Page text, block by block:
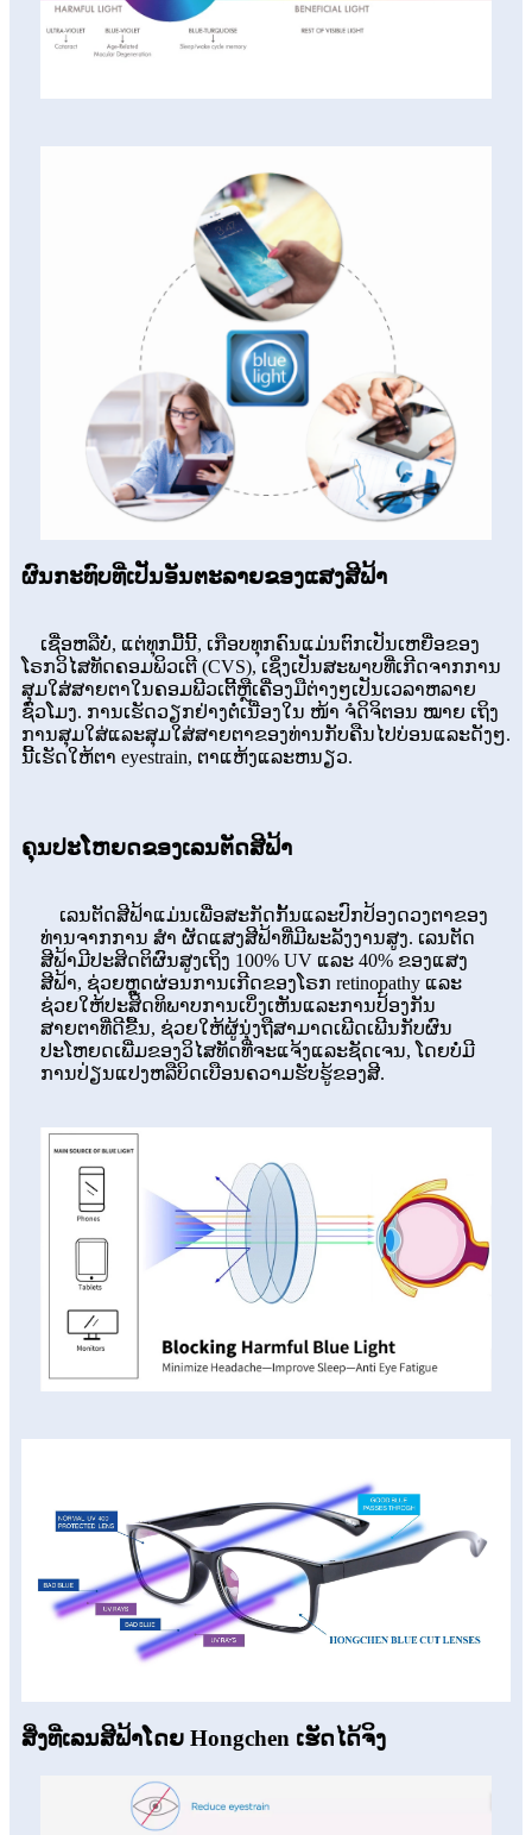
ຜົນກະທົບທີ່ເປັນອັນຕະລາຍຂອງແສງສີຟ້າ
ເຊື່ອຫລືບໍ່, ແຕ່ທຸກມື້ນີ້, ເກືອບທຸກຄົນແມ່ນຕົກເປັນເຫຍື່ອຂອງ
ໂຣກວິໄສທັດຄອມພິວເຕີ (CVS), ເຊິ່ງເປັນສະພາບທີ່ເກີດຈາກການ
ສຸມໃສ່ສາຍຕາໃນຄອມພີວເຕີ້ຫຼືເຄື່ອງມືຕ່າງໆເປັນເວລາຫລາຍ
ຊົ່ວໂມງ. ການເຮັດວຽກຢ່າງຕໍ່ເນື່ອງໃນ ໜ້າ ຈໍດິຈິຕອນ ໝາຍ ເຖິງ
ການສຸມໃສ່ແລະສຸມໃສ່ສາຍຕາຂອງທ່ານກັບຄືນໄປບ່ອນແລະດັງໆ.
ນີ້ເຮັດໃຫ້ຕາ eyestrain, ຕາແຫ້ງແລະຫນຽວ.
ຄຸນປະໂຫຍດຂອງເລນຕັດສີຟ້າ
ເລນຕັດສີຟ້າແມ່ນເພື່ອສະກັດກັ້ນແລະປົກປ້ອງດວງຕາຂອງ
ທ່ານຈາກການ ສຳ ຜັດແສງສີຟ້າທີ່ມີພະລັງງານສູງ. ເລນຕັດ
ສີຟ້າມີປະສິດຕິຜົນສູງເຖິງ 100% UV ແລະ 40% ຂອງແສງ
ສີຟ້າ, ຊ່ວຍຫຼຸດຜ່ອນການເກີດຂອງໂຣກ retinopathy ແລະ
ຊ່ວຍໃຫ້ປະສິດທິພາບການເບິ່ງເຫັນແລະການປ້ອງກັນ
ສາຍຕາທີ່ດີຂື້ນ, ຊ່ວຍໃຫ້ຜູ້ນຸ່ງຖືສາມາດເພີດເພີນກັບຜົນ
ປະໂຫຍດເພີ່ມຂອງວິໄສທັດທີ່ຈະແຈ້ງແລະຊັດເຈນ, ໂດຍບໍ່ມີ
ການປ່ຽນແປງຫລືບິດເບືອນຄວາມຮັບຮູ້ຂອງສີ.
ສິ່ງທີ່ເລນສີຟ້າໂດຍ Hongchen ເຮັດໄດ້ຈິງ